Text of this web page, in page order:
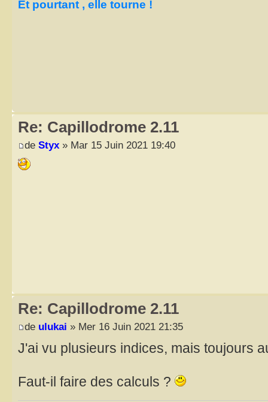
Et pourtant , elle tourne !
Re: Capillodrome 2.11
de Styx » Mar 15 Juin 2021 19:40
Re: Capillodrome 2.11
de ulukai » Mer 16 Juin 2021 21:35
J'ai vu plusieurs indices, mais toujours
Faut-il faire des calculs ?